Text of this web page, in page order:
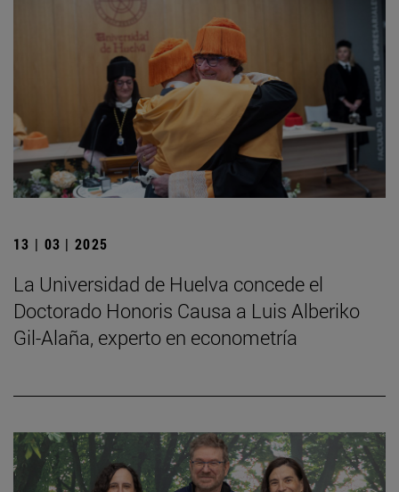
13 | 03 | 2025
La Universidad de Huelva concede el
Doctorado Honoris Causa a Luis Alberiko
Gil-Alaña, experto en econometría